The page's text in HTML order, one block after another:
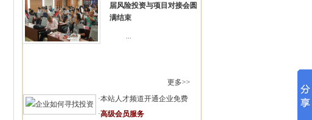
届风险投资与项目对接会圆
满结束
...
更多>>
·本站人才频道开通企业免费
·高级会员服务